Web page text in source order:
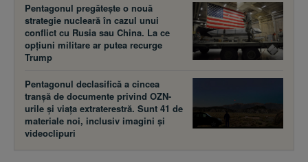
Pentagonul pregătește o nouă
strategie nucleară în cazul unui
conflict cu Rusia sau China. La ce
opțiuni militare ar putea recurge
Trump
Pentagonul declasifică a cincea
tranșă de documente privind OZN-
urile și viața extraterestră. Sunt 41 de
materiale noi, inclusiv imagini și
videoclipuri